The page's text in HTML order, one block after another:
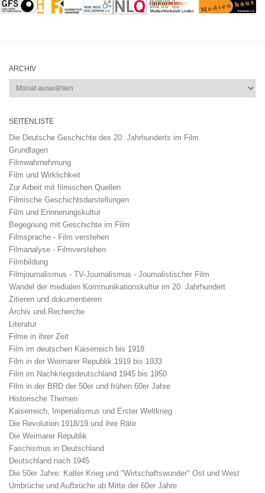
ARCHIV
Archiv
SEITENLISTE
Die Deutsche Geschichte des 20. Jahrhunderts im Film
Grundlagen
Filmwahrnehmung
Film und Wirklichkeit
Zur Arbeit mit filmischen Quellen
Filmische Geschichtsdarstellungen
Film und Erinnerungskultur
Begegnung mit Geschichte im Film
Filmsprache - Film verstehen
Filmanalyse - Filmverstehen
Filmbildung
Filmjournalismus - TV-Journalismus - Journalistischer Film
Wandel der medialen Kommunikationskultur im 20. Jahrhundert
Zitieren und dokumentieren
Archiv und Recherche
Literatur
Filme in ihrer Zeit
Film im deutschen Kaiserreich bis 1918
Film in der Weimarer Republik 1919 bis 1933
Film im Nachkriegsdeutschland 1945 bis 1950
Film in der BRD der 50er und frühen 60er Jahre
Historische Themen
Kaiserreich, Imperialismus und Erster Weltkrieg
Die Revolution 1918/19 und ihre Räte
Die Weimarer Republik
Faschismus in Deutschland
Deutschland nach 1945
Die 50er Jahre: Kalter Krieg und "Wirtschaftswunder" Ost und West
Umbrüche und Aufbrüche ab Mitte der 60er Jahre